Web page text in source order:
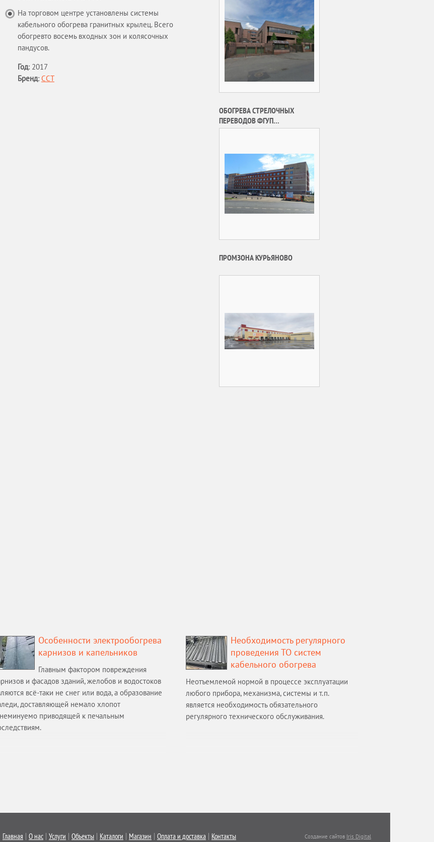
На торговом центре установлены системы
кабельного обогрева гранитных крылец. Всего
обогревто восемь входных зон и колясочных
пандусов.
Год: 2017
Бренд: ССТ
ОБОГРЕВА СТРЕЛОЧНЫХ
ПЕРЕВОДОВ ФГУП
«МОСГОРТРАНС» Г. МОСКВЫ
ПРОМЗОНА КУРЬЯНОВО
Особенности электрообогрева
карнизов и капельников
Главным фактором повреждения
и фасадов зданий, желобов и водостоков
всё-таки не снег или вода, а образование
доставляющей немало хлопот
приводящей к печальным
Необходимость регулярного
проведения ТО систем
кабельного обогрева
Неотъемлемой нормой в процессе эксплуатации
любого прибора, механизма, системы и т.п.
является необходимость обязательного
регулярного технического обслуживания.
Главная О нас Услуги Объекты Каталоги Магазин Оплата и доставка Контакты Создание сайтов Iris Digital